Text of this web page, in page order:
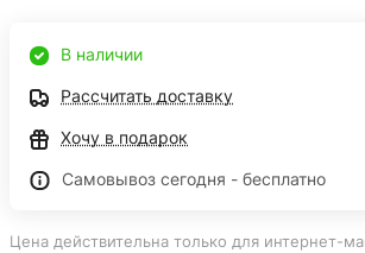
В наличии
Рассчитать доставку
Хочу в подарок
Самовывоз сегодня - бесплатно
Цена действительна только для интернет-